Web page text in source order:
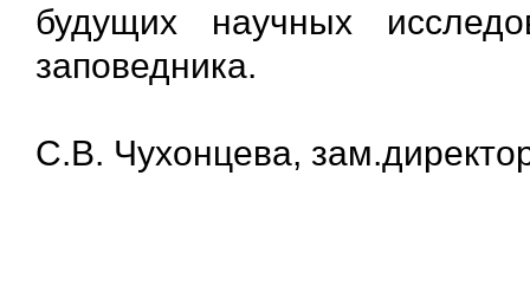
будущих научных
заповедника.
С.В. Чухонцева,